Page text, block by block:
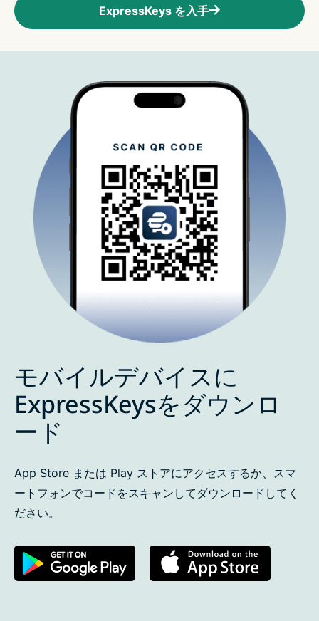
ExpressKeys を入手
モバイルデバイスに
ExpressKeysをダウンロ
ード
App Store または Play ストアにアクセスするか、スマ
ートフォンでコードをスキャンしてダウンロードしてく
ださい。